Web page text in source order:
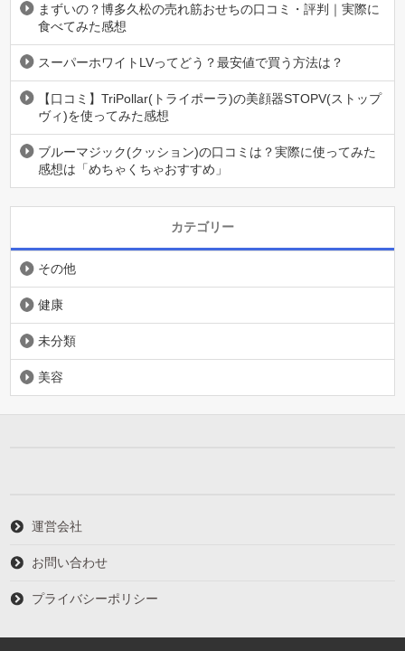
まずいの？博多久松の売れ筋おせちの口コミ・評判｜実際に
食べてみた感想
スーパーホワイトLVってどう？最安値で買う方法は？
【口コミ】TriPollar(トライポーラ)の美顔器STOPV(ストップ
ヴィ)を使ってみた感想
ブルーマジック(クッション)の口コミは？実際に使ってみた
感想は「めちゃくちゃおすすめ」
カテゴリー
その他
健康
未分類
美容
運営会社
お問い合わせ
プライバシーポリシー